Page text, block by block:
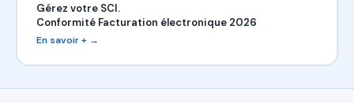
Gérez votre SCI.
Conformité Facturation électronique 2026
En savoir + →